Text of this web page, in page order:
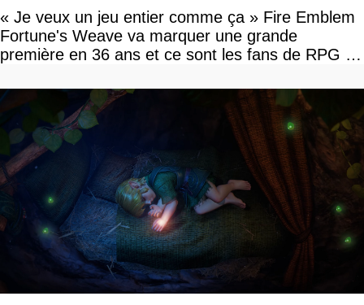
« Je veux un jeu entier comme ça » Fire Emblem
Fortune's Weave va marquer une grande
première en 36 ans et ce sont les fans de RPG en